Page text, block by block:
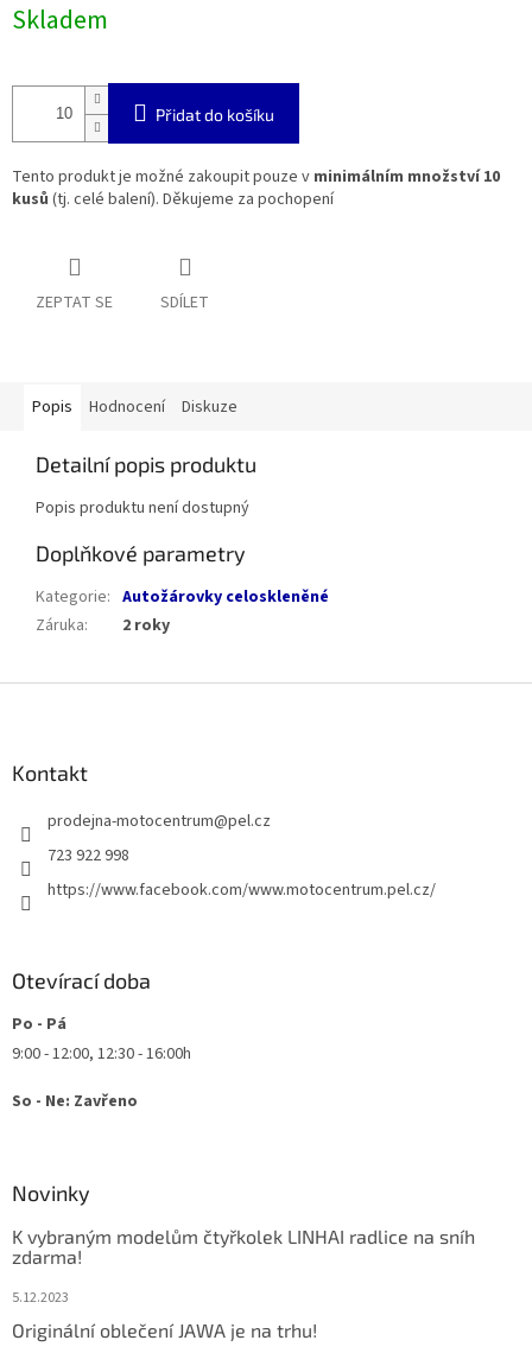
cena:
Skladem
Přidat do košíku
Tento produkt je možné zakoupit pouze v minimálním množství 10
kusů (tj. celé balení). Děkujeme za pochopení
ZEPTAT SE SDÍLET
Popis Hodnocení Diskuze
Detailní popis produktu
Popis produktu není dostupný
Doplňkové parametry
Kategorie: Autožárovky celoskleněné
Záruka: 2 roky
Kontakt
prodejna-motocentrum@pel.cz
723 922 998
https://www.facebook.com/www.motocentrum.pel.cz/
Otevírací doba
Po - Pá
9:00 - 12:00, 12:30 - 16:00h
So - Ne: Zavřeno
Novinky
K vybraným modelům čtyřkolek LINHAI radlice na sníh
zdarma!
5.12.2023
Originální oblečení JAWA je na trhu!